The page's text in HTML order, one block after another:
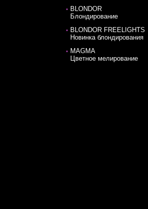
BLONDOR
Блондирование
BLONDOR FREELIGHTS
Новинка блондирования
MAGMA
Цветное мелирование